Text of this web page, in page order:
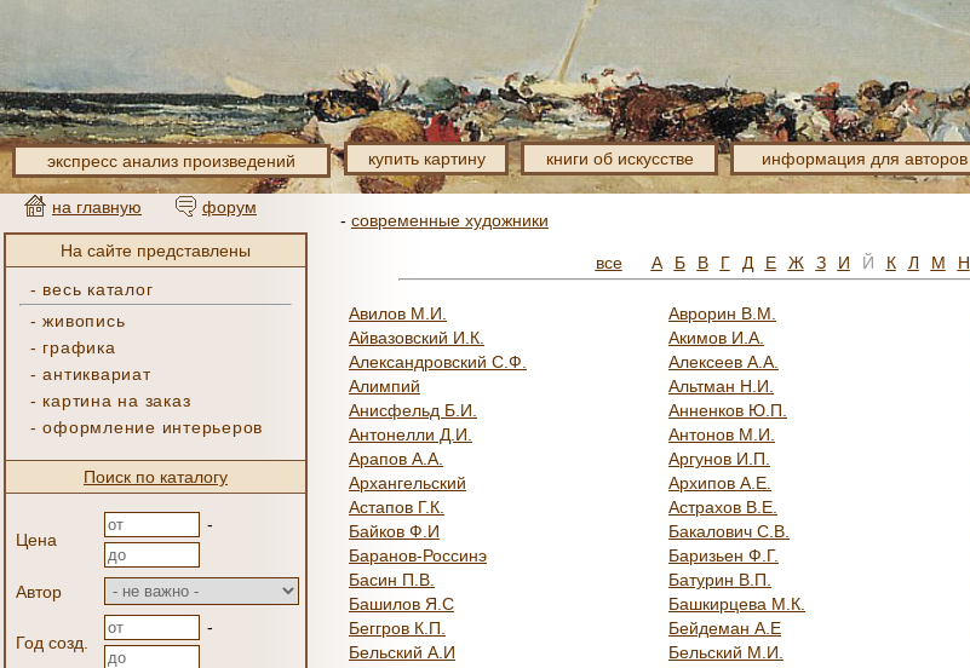
экспресс анализ произведений купить картину книги об искусстве информация для авторов
на главную форум
На сайте представлены
- весь каталог
-живопись
- графика
-антиквариат
- картина на заказ
-оформление интерьеров
Поиск по каталогу
Цена
-
Автор
Год созд.
-
- современные художники
все А Б В Г Д Е Ж З И Й К Л М Н
Авилов М.И. Аврорин В.М.
Айвазовский И.К.
Акимов И.А.
Александровский С.Ф.
Алексеев А.А.
Алимпий
Альтман Н.И.
Анисфельд Б.И.
Анненков Ю.П.
Антонелли Д.И.
Антонов М.И.
Арапов А.А.
Аргунов И.П.
Архангельский
Архипов А.Е.
Астапов Г.К.
Астрахов В.Е.
Байков Ф.И
Бакалович С.В.
Баранов-Россинэ
Баризьен Ф.Г.
Басин П.В.
Батурин В.П.
Башилов Я.С
Башкирцева М.К.
Беггров К.П.
Бейдеман А.Е
Бельский А.И
Бельский М.И.